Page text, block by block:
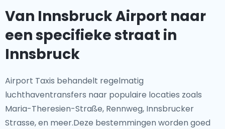
Van Innsbruck Airport naar
een specifieke straat in
Innsbruck
Airport Taxis behandelt regelmatig
luchthaventransfers naar populaire locaties zoals
Maria-Theresien-Straße, Rennweg, Innsbrucker
Strasse, en meer.Deze bestemmingen worden goed